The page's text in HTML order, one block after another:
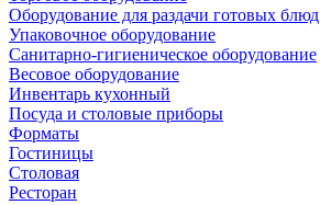
Оборудование для раздачи готовых блюд
Упаковочное оборудование
Санитарно-гигиеническое оборудование
Весовое оборудование
Инвентарь кухонный
Посуда и столовые приборы
Форматы
Гостиницы
Столовая
Ресторан